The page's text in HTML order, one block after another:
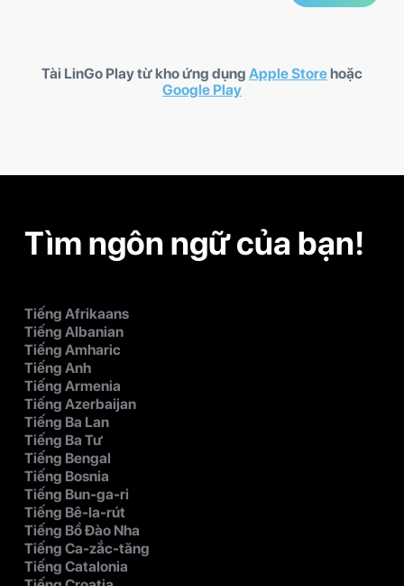
Tài LinGo Play từ kho ứng dụng Apple Storehoặc
Google Play
Tìm ngôn ngữ của bạn!
Tiếng Afrikaans
Tiếng Albanian
Tiếng Amharic
Tiếng Anh
Tiếng Armenia
Tiếng Azerbaijan
Tiếng Ba Lan
Tiếng Ba Tư
Tiếng Bengal
Tiếng Bosnia
Tiếng Bun-ga-ri
Tiếng Bê-la-rút
Tiếng Bồ Đào Nha
Tiếng Ca-zắc-tăng
Tiếng Catalonia